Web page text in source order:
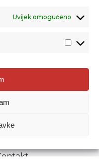
Uvijek omogućeno
navođenje izvora.